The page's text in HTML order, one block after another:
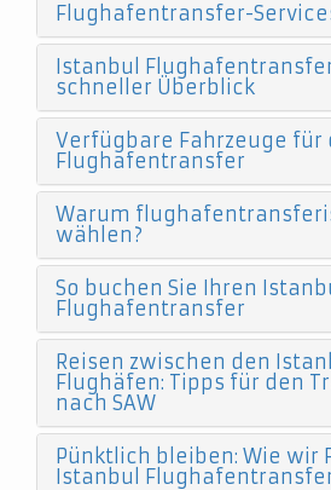
Flughafentransfer-
Istanbul
schneller Überblick
Verfügbare Fahrzeuge für
Flughafentransfer
Warum
wählen?
So buchen Sie Ihren
Flughafentransfer
Reisen zwischen den
Flughäfen: Tipps für den
nach SAW
Pünktlich bleiben: Wie wir
Istanbul